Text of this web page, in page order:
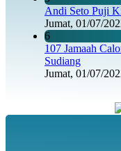
Andi Seto Puji
Jumat, 01/07/
6
107 Jamaah
Sudiang
Jumat, 01/07/